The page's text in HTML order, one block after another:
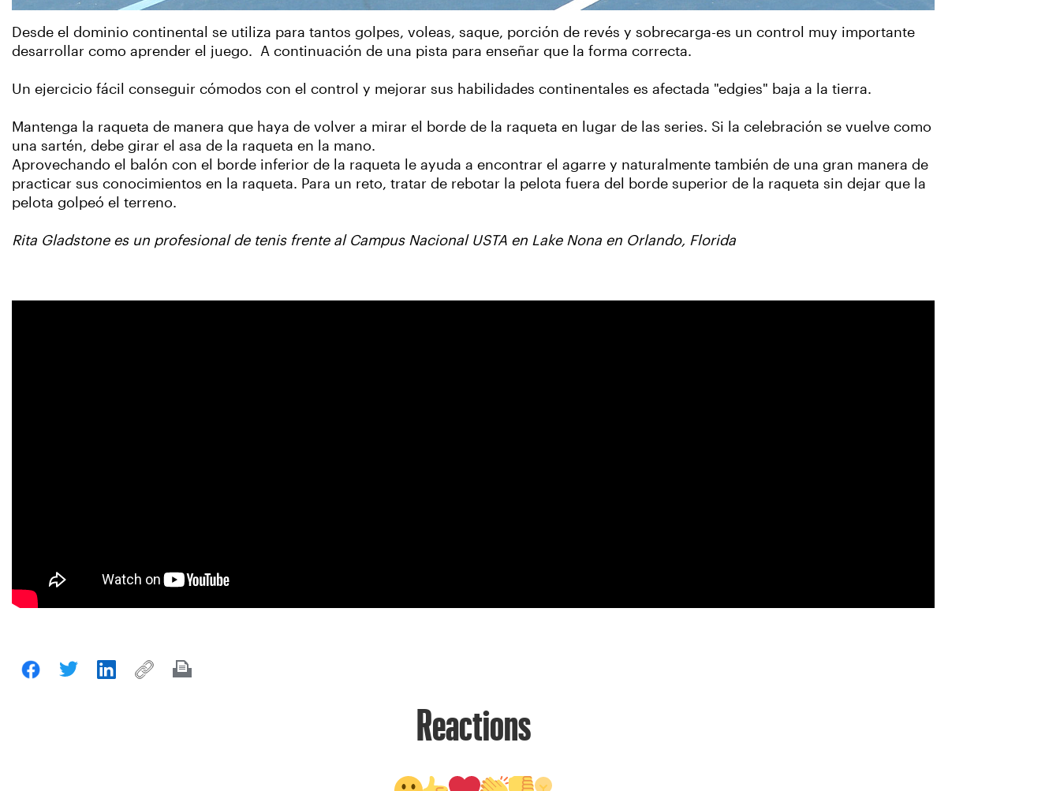
Desde el dominio continental se utiliza para tantos golpes, voleas, saque, porción de revés y sobrecarga-es un control muy importante
desarrollar como aprender el juego. A continuación de una pista para enseñar que la forma correcta.
Un ejercicio fácil conseguir cómodos con el control y mejorar sus habilidades continentales es afectada "edgies" baja a la tierra.
Mantenga la raqueta de manera que haya de volver a mirar el borde de la raqueta en lugar de las series. Si la celebración se vuelve como
una sartén, debe girar el asa de la raqueta en la mano.
Aprovechando el balón con el borde inferior de la raqueta le ayuda a encontrar el agarre y naturalmente también de una gran manera de
practicar sus conocimientos en la raqueta. Para un reto, tratar de rebotar la pelota fuera del borde superior de la raqueta sin dejar que la
pelota golpeó el terreno.
Rita Gladstone es un profesional de tenis frente al Campus Nacional USTA en Lake Nona en Orlando, Florida
Reactions